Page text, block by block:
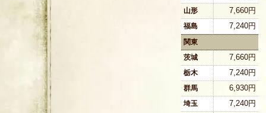
山形 7,660円
福島 7,240円
関東
茨城
7,660円
栃木 7,240円
群馬 6,930円
埼玉 7,240円